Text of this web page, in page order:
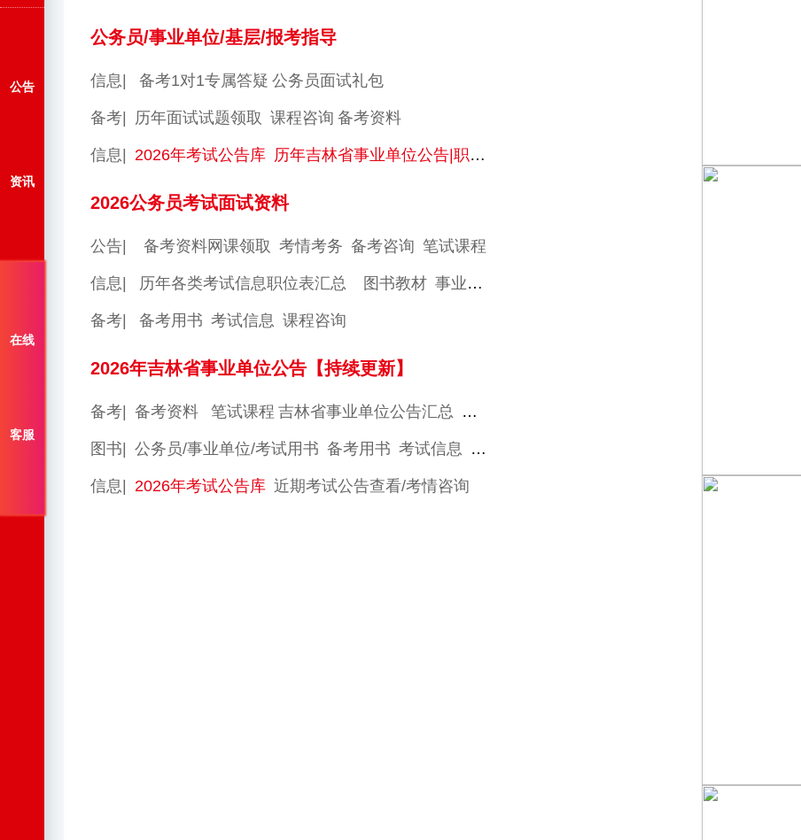
公务员/事业单位/基层/报考指导
信息| 备考1对1专属答疑 公务员面试礼包
备考| 历年面试试题领取 课程咨询 备考资料
信息| 2026年考试公告库 历年吉林省事业单位公告|职位表汇总
2026公务员考试面试资料
公告| 备考资料网课领取 考情考务 备考咨询 笔试课程
信息| 历年各类考试信息职位表汇总 图书教材 事业编课程
备考| 备考用书 考试信息 课程咨询
2026年吉林省事业单位公告【持续更新】
备考| 备考资料 笔试课程 吉林省事业单位公告汇总 历年考情
图书| 公务员/事业单位/考试用书 备考用书 考试信息 课程咨询
信息| 2026年考试公告库 近期考试公告查看/考情咨询
公告
资讯
在线
客服